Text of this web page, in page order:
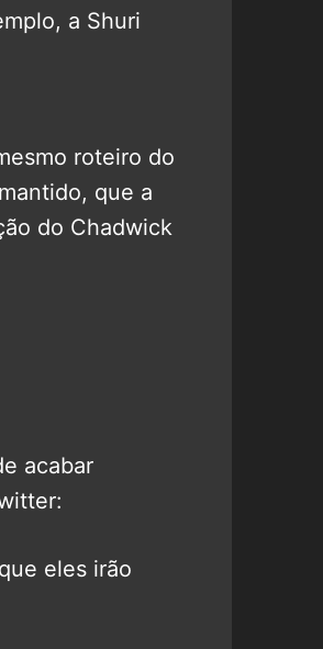
a Shuri
roteiro do
que a
do Chadwick
acabar
eles irão